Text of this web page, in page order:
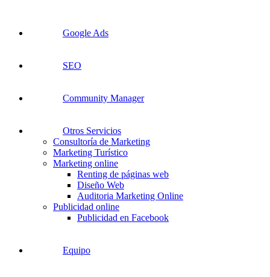
Google Ads
SEO
Community Manager
Otros Servicios
Consultoría de Marketing
Marketing Turístico
Marketing online
Renting de páginas web
Diseño Web
Auditoria Marketing Online
Publicidad online
Publicidad en Facebook
Equipo